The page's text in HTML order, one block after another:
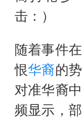
击：）
随着事件
恨华裔的
对准华裔
频显示，